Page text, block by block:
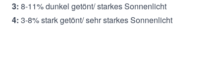
3: 8-11% dunkel getönt/ starkes Sonnenlicht
4: 3-8% stark getönt/ sehr starkes Sonnenlicht